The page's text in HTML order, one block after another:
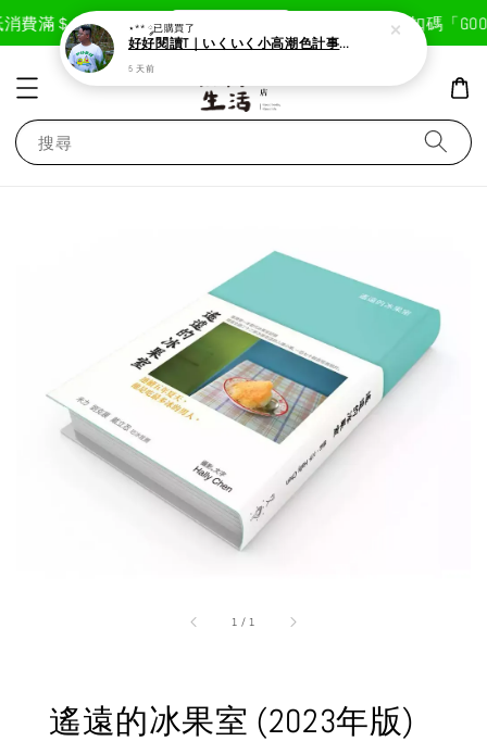
費滿＄1800免運費 現在去購物！ 首次註冊輸入折扣碼「
搜尋
1 / 1
遙遠的冰果室 (2023年版)
⋆** ༘已購買了
好好閱讀T｜いくいく小高潮色計事務所X好好生活書店聯名款
5 天前